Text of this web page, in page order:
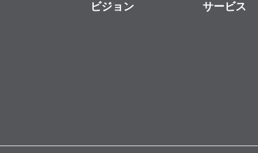
ビジョン サービス